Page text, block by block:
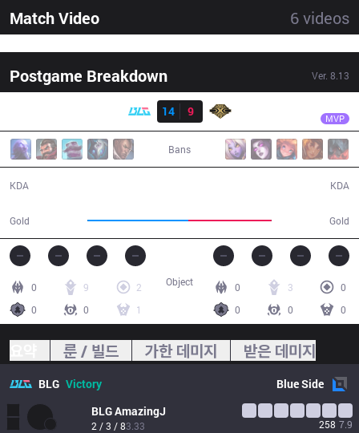
Match Video 6videos
Postgame Breakdown Ver. 8.13
14
9 MVP
Bans
KDA
Gold Gold
KDA
0 9
2
0
0 1
0 3
0
0
0 0
Object
룬 / 빌드 가한 데미지 받은 데미지
BLG Victory BlueSide
BLGAmazingJ
2 / 3 / 83.33 258 7.9